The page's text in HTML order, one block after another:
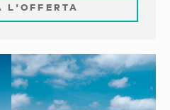
L'OFFERTA